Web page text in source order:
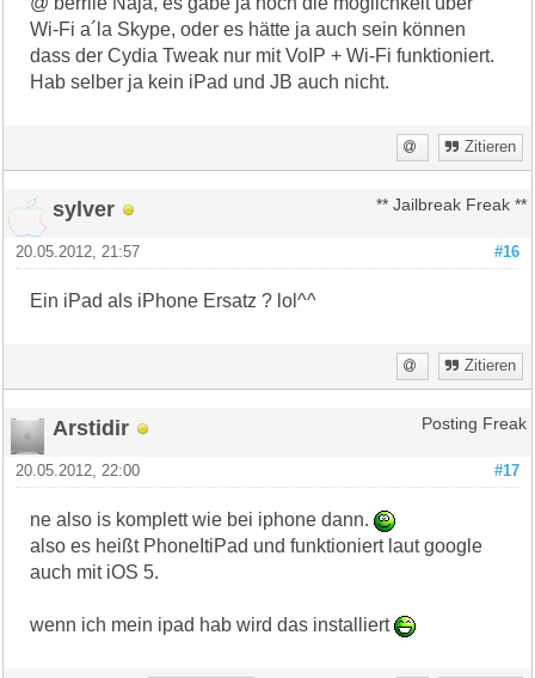
Wi-Fi a´la Skype, oder es hätte ja auch sein können
dass der Cydia Tweak nur mit VoIP + Wi-Fi funktioniert.
Hab selber ja kein iPad und JB auch nicht.
Zitieren
sylver ** Jailbreak Freak **
#16
20.05.2012, 21:57
Ein iPad als iPhone Ersatz ? lol^^
Zitieren
Arstidir Posting Freak
#17
20.05.2012, 22:00
ne also is komplett wie bei iphone dann.
also es heißt PhoneItiPad und funktioniert laut google
auch mit iOS 5.
wenn ich mein ipad hab wird das installiert